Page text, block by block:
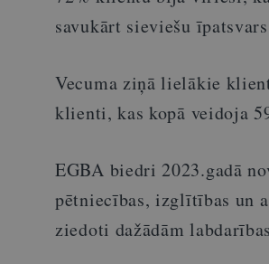
savukārt sieviešu
Vecuma ziņā lielākie
klienti, kas kopā veidoja
EGBA biedri 2023.gadā
pētniecības, izglītības un
ziedoti dažādām